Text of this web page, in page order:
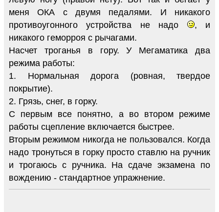
меня ОКА с двумя педалями. И никакого
противоугонного устройства не надо
, и
никакого геморроя с рычагами.
Насчет троганья в гору. У Мегаматика два
режима работы:
1. Нормальная дорога (ровная, твердое
покрытие).
2. Грязь, снег, в горку.
С первым все понятно, а во втором режиме
работы сцепление включается быстрее.
Вторым режимом никогда не пользовался. Когда
надо тронуться в горку просто ставлю на ручник
и трогаюсь с ручника. На сдаче экзамена по
вождению - стандартное упражнение.